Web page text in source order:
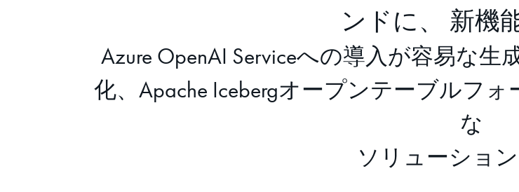
ンドに、 新機
Azure OpenAI Serviceへの導入が容易な生
化、Apache Icebergオープンテーブルフ
な
ソリューショ